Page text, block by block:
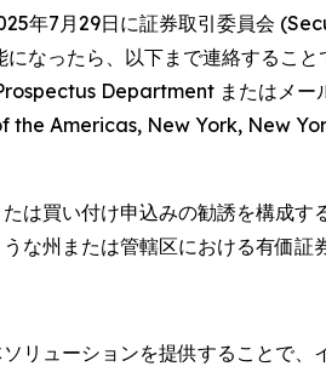
年7月29日に証券取引委員会
になったら、以下まで連絡する
Department またはメ
Americas, New York, New
は買い付け申込みの勧誘を構成
な州または管轄区における有価証
リューションを提供することで